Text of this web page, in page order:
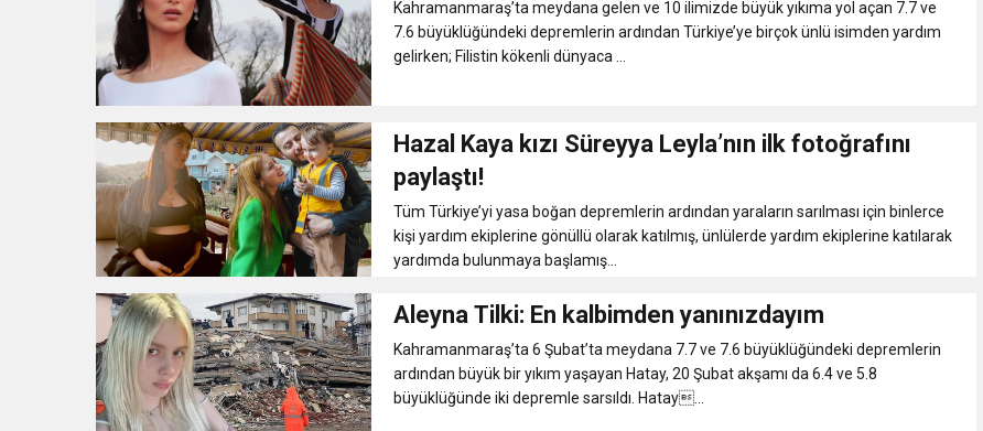
Kahramanmaraş’ta meydana gelen ve 10 ilimizde büyük yıkıma yol açan 7.7 ve
7.6 büyüklüğündeki depremlerin ardından Türkiye’ye birçok ünlü isimden yardım
gelirken; Filistin kökenli dünyaca ...
Hazal Kaya kızı Süreyya Leyla’nın ilk fotoğrafını
paylaştı!
Tüm Türkiye’yi yasa boğan depremlerin ardından yaraların sarılması için binlerce
kişi yardım ekiplerine gönüllü olarak katılmış, ünlülerde yardım ekiplerine katılarak
yardımda bulunmaya başlamış...
Aleyna Tilki: En kalbimden yanınızdayım
Kahramanmaraş’ta 6 Şubat’ta meydana 7.7 ve 7.6 büyüklüğündeki depremlerin
ardından büyük bir yıkım yaşayan Hatay, 20 Şubat akşamı da 6.4 ve 5.8
büyüklüğünde iki depremle sarsıldı. Hatay...